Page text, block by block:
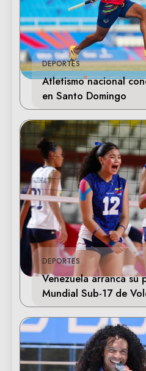
DEPORTES
Atletismo nacional
en Santo Domingo
DEPORTES
Venezuela arranca su
Mundial Sub-17 de